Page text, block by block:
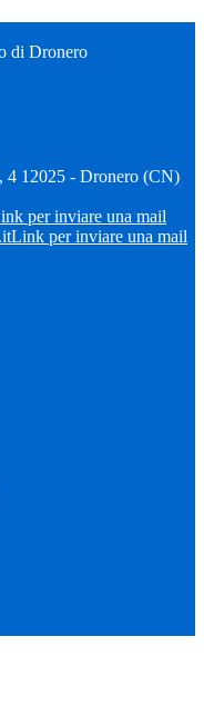
di Dronero
4 12025 - Dronero (CN)
per inviare una mail
Link per inviare una mail